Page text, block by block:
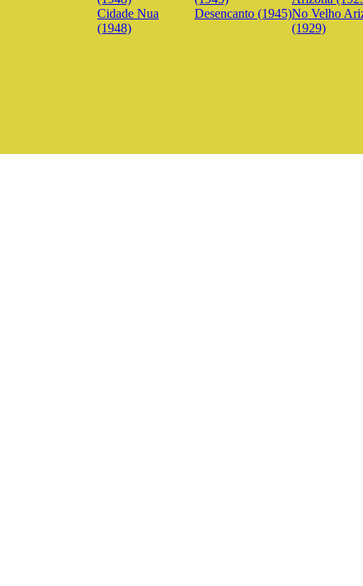
Cidade Nua
(1948)
Desencanto (1945)No Velho
(1929)